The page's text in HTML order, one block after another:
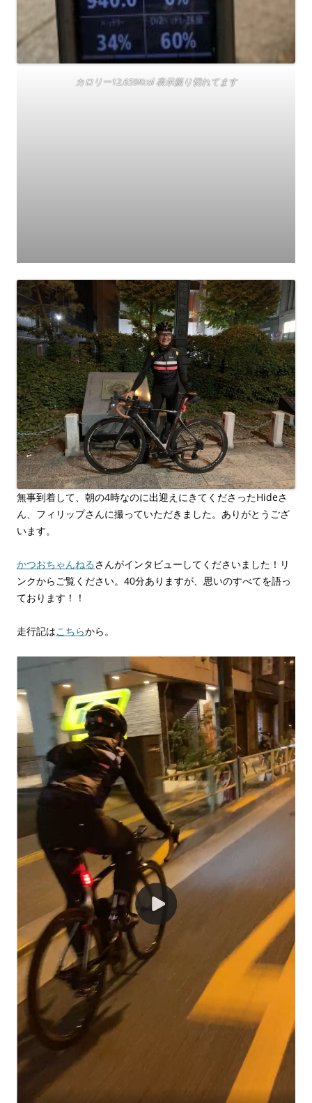
カロリー12,659Kcal 表示振り切れてます
無事到着して、朝の4時なのに出迎えにきてくださったHideさ
ん、フィリップさんに撮っていただきました。ありがとうござ
います。
かつおちゃんねるさんがインタビューしてくださいました！リ
ンクからご覧ください。40分ありますが、思いのすべてを語っ
ております！！
走行記はこちらから。